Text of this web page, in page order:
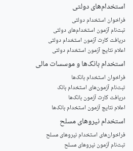
استخدام‌های دولتی
فراخوان استخدام دولتی
ثبت‌نام آزمون‌ استخدام‌های دولتی
دریافت کارت آزمون استخدام دولتی
اعلام نتایج آزمون استخدام دولتی
استخدام‌ بانک‌ها و موسسات مالی
فراخوان استخدام بانک‌ها
‌ثبت‌نام آزمون‌های استخدام بانک
دریافت کارت آزمون بانک‌ها
اعلام نتایج آزمون استخدام بانک‌ها
استخدام‌ نیروهای مسلح
‌فراخوان‌های استخدام‌ نیروهای مسلح
ثبت‌نام آزمون نیروهای مسلح